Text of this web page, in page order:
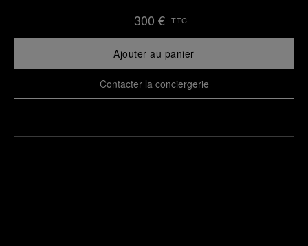
300 € TTC
Ajouter au panier
Contacter la conciergerie